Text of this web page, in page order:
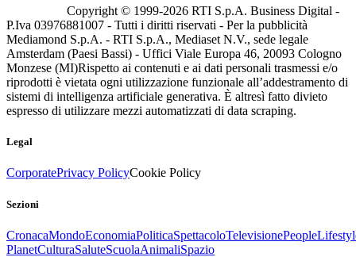
Copyright © 1999-2026 RTI S.p.A. Business Digital -
P.Iva 03976881007 - Tutti i diritti riservati - Per la pubblicità
Mediamond S.p.A. - RTI S.p.A., Mediaset N.V., sede legale
Amsterdam (Paesi Bassi) - Uffici Viale Europa 46, 20093 Cologno
Monzese (MI)Rispetto ai contenuti e ai dati personali trasmessi e/o
riprodotti è vietata ogni utilizzazione funzionale all’addestramento di
sistemi di intelligenza artificiale generativa. È altresì fatto divieto
espresso di utilizzare mezzi automatizzati di data scraping.
Legal
CorporatePrivacy PolicyCookie Policy
Sezioni
CronacaMondoEconomiaPoliticaSpettacoloTelevisionePeople
PlanetCulturaSaluteScuolaAnimaliSpazio